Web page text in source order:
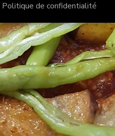
Politique de confidentialité